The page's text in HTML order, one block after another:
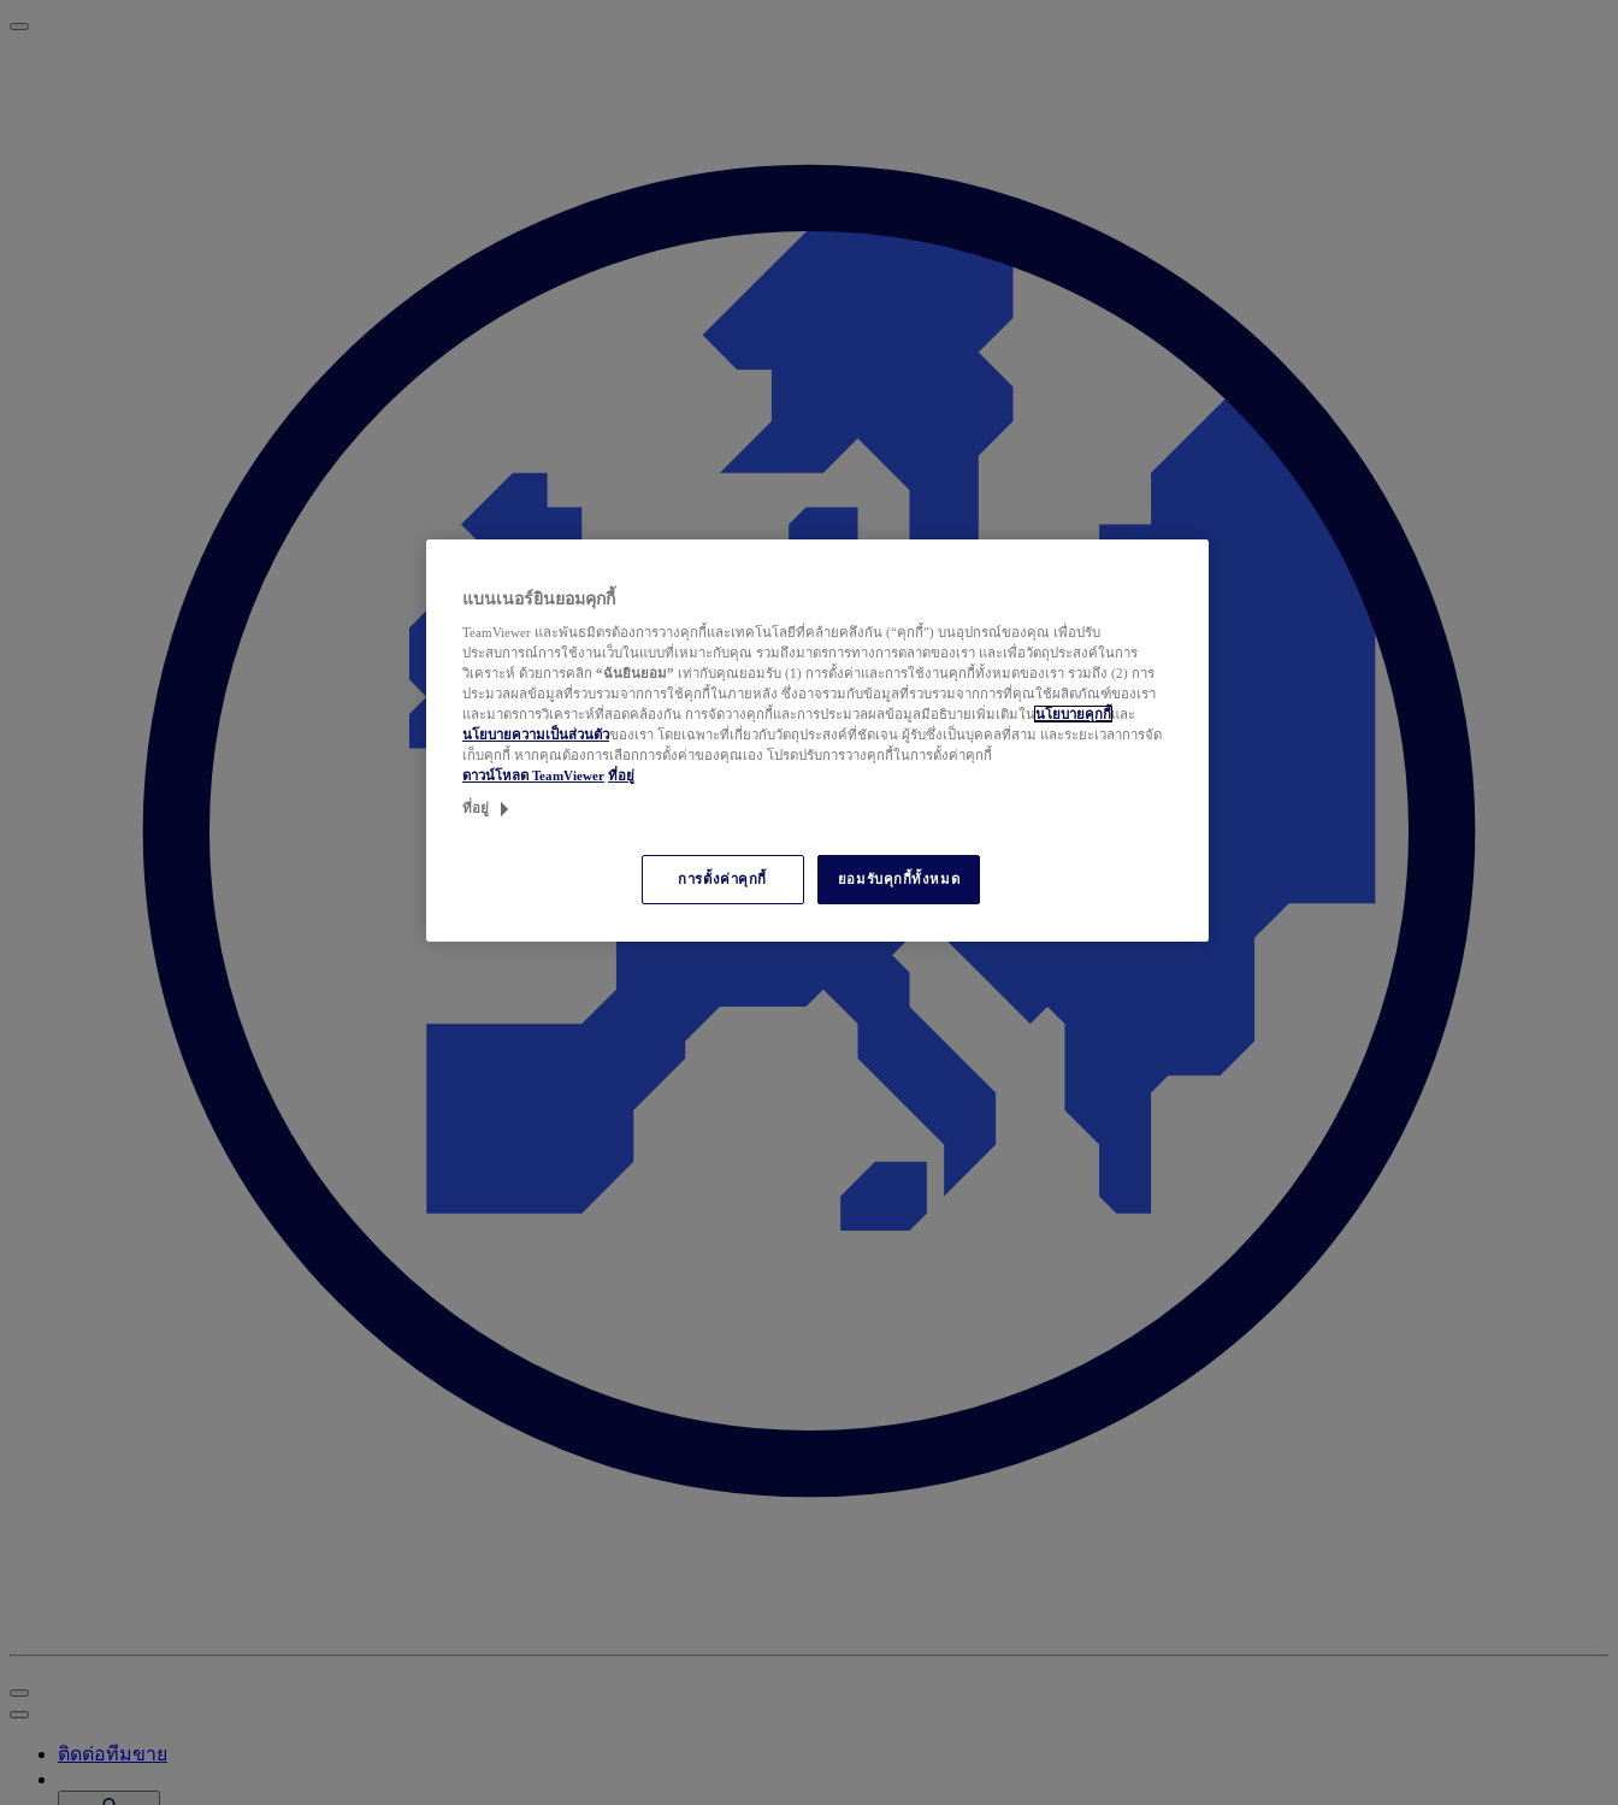
ติดต่อทีมขาย
แบนเนอร์ยินยอมคุกกี้
TeamViewer และพันธมิตรต้องการวางคุกกี้และเทคโนโลยีที่คล้ายคลึงกัน (“คุกกี้”) บนอุปกรณ์ของคุณ เพื่อปรับ
ประสบการณ์การใช้งานเว็บในแบบที่เหมาะกับคุณ รวมถึงมาตรการทางการตลาดของเรา และเพื่อวัตถุประสงค์ในการ
วิเคราะห์ ด้วยการคลิก “ฉันยินยอม” เท่ากับคุณยอมรับ (1) การตั้งค่าและการใช้งานคุกกี้ทั้งหมดของเรา รวมถึง (2) การ
ประมวลผลข้อมูลที่รวบรวมจากการใช้คุกกี้ในภายหลัง ซึ่งอาจรวมกับข้อมูลที่รวบรวมจากการที่คุณใช้ผลิตภัณฑ์ของเรา
และมาตรการวิเคราะห์ที่สอดคล้องกัน การจัดวางคุกกี้และการประมวลผลข้อมูลมีอธิบายเพิ่มเติมในนโยบายคุกกี้และ
นโยบายความเป็นส่วนตัวของเรา โดยเฉพาะที่เกี่ยวกับวัตถุประสงค์ที่ชัดเจน ผู้รับซึ่งเป็นบุคคลที่สาม และระยะเวลาการจัด
เก็บคุกกี้ หากคุณต้องการเลือกการตั้งค่าของคุณเอง โปรดปรับการวางคุกกี้ในการตั้งค่าคุกกี้
ดาวน์โหลด TeamViewer ที่อยู่
ที่อยู่
การตั้งค่าคุกกี้ ยอมรับคุกกี้ทั้งหมด